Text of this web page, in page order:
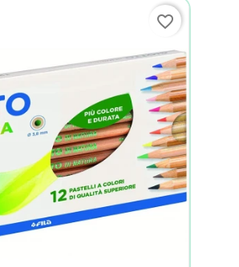
favorite_border